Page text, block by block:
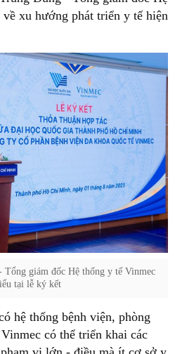
xu hướng phát triển y tế hiện
giám đốc Hệ thống y tế Vinmec
tại lễ ký kết
hệ thống bệnh viện, phòng
có thể triển khai các